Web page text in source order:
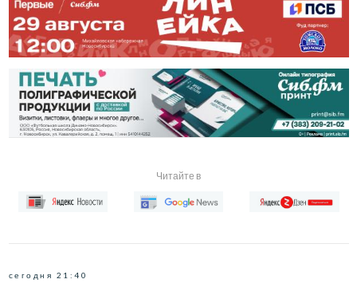
Читайте в
сегодня 21:40